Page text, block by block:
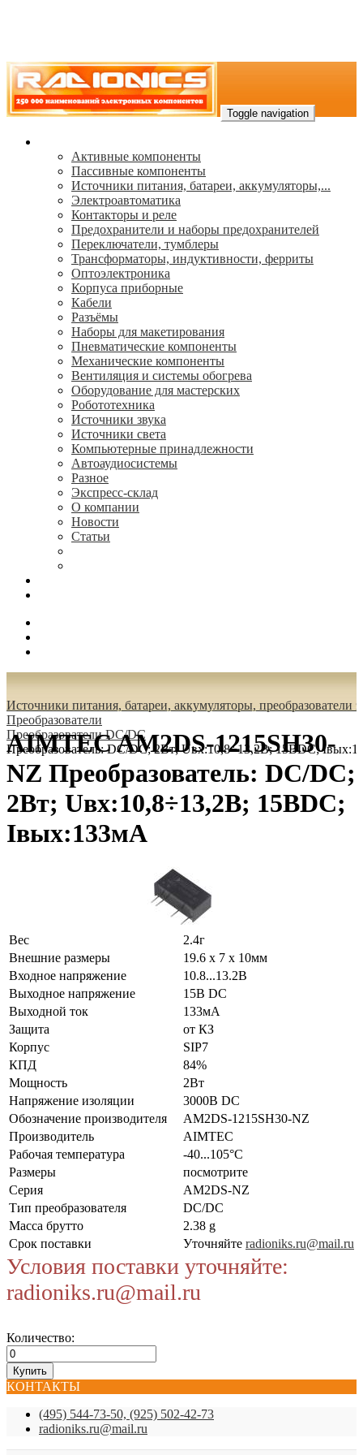
Toggle navigation
Активные компоненты
Пассивные компоненты
Источники питания, батареи, аккумуляторы,...
Электроавтоматика
Контакторы и реле
Предохранители и наборы предохранителей
Переключатели, тумблеры
Трансформаторы, индуктивности, ферриты
Oптоэлектроника
Корпуса приборные
Кабели
Разъёмы
Наборы для макетирования
Пневматические компоненты
Механические компоненты
Вентиляция и системы обогрева
Оборудование для мастерских
Робототехника
Источники звука
Источники света
Компьютерные принадлежности
Автоаудиосистемы
Разное
Экспресс-склад
О компании
Новости
Статьи
Источники питания, батареи, аккумуляторы, преобразователи
Преобразователи
Преобразователи DC/DC
Преобразователь: DC/DC; 2Вт; Uвх:10,8÷13,2В; 15ВDC;
AIMTEC AM2DS-1215SH30-
NZ Преобразователь: DC/DC;
2Вт; Uвх:10,8÷13,2В; 15ВDC;
Iвых:133мА
Вес
2.4г
Внешние размеры
19.6 x 7 x 10мм
Входное напряжение
10.8...13.2В
Выходное напряжение
15В DC
Выходной ток
133мА
Защита
от КЗ
Корпус
SIP7
КПД
84%
Мощность
2Вт
Напряжение изоляции
3000В DC
Обозначение производителя
AM2DS-1215SH30-NZ
Производитель
AIMTEC
Рабочая температура
-40...105°C
Размеры
посмотрите
Серия
AM2DS-NZ
Тип преобразователя
DC/DC
Масса брутто
2.38 g
Срок поставки
Уточняйте radioniks.ru@mail.ru
Условия поставки уточняйте:
radioniks.ru@mail.ru
Количество:
КОНТАКТЫ
(495) 544-73-50, (925) 502-42-73
radioniks.ru@mail.ru